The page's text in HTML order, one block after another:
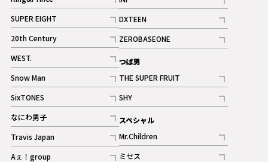
記事
SUPER EIGHT
記事
20th Century
記事
WEST.
記事
Snow Man
記事
ギャラリー
SixTONES
記事
ギャラリー
なにわ男子
記事
Travis Japan
記事
Aぇ！group
記事
ギャラリー
DXTEEN
記事
ギャラリー
ZEROBASEONE
記事
つば男
THE SUPER FRUIT
記事
SHY
記事
スペシャル
Mr.Children
記事
ミセス